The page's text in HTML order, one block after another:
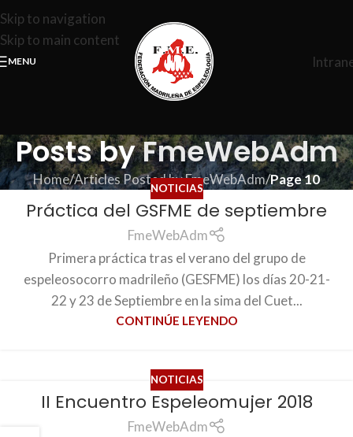
Skip to navigation
Skip to main content
MENU
Posts byFmeWebAdm
Home/Articles Posted by FmeWebAdm/Page 10
NOTICIAS
Práctica del GSFME de septiembre
FmeWebAdm
Primera práctica tras el verano del grupo de
espeleosocorro madrileño (GESFME) los días 20-21-
22 y 23 de Septiembre en la sima del Cuet...
CONTINÚE LEYENDO
NOTICIAS
II Encuentro Espeleomujer 2018
FmeWebAdm